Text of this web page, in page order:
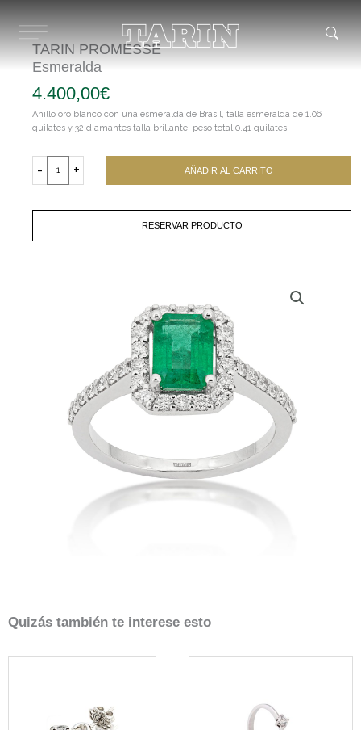
contenido
TARIN PROMESSE
Esmeralda
4.400,00€
Anillo oro blanco con una esmeralda de Brasil, talla esmeralda de 1.06
quilates y 32 diamantes talla brillante, peso total 0.41 quilates.
-
PROMESSE+ AÑADIR AL CARRITO
RESERVAR PRODUCTO
Quizás también te interese esto